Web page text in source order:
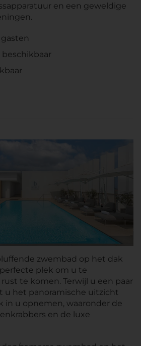
en een geweldige
zwembad op het dak
plek om u te
te komen. Terwijl u een paar
u het panoramische uitzicht
in u opnemen, waaronder de
en de luxe